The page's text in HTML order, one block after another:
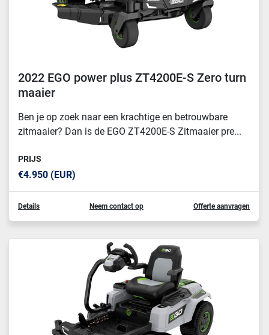
2022 EGO power plus ZT4200E-S Zero turn
maaier
Ben je op zoek naar een krachtige en betrouwbare
zitmaaier? Dan is de EGO ZT4200E-S Zitmaaier pre...
PRIJS
€4.950 (EUR)
Details Neem contact op Offerte aanvragen